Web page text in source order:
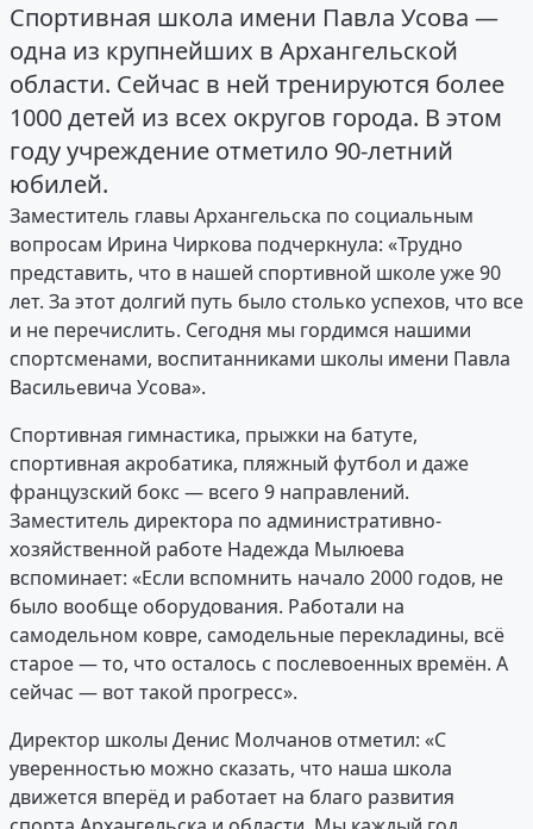
Спортивная школа имени Павла Усова —
одна из крупнейших в Архангельской
области. Сейчас в ней тренируются более
1000 детей из всех округов города. В этом
году учреждение отметило 90-летний
юбилей.
Заместитель главы Архангельска по социальным
вопросам Ирина Чиркова подчеркнула: «Трудно
представить, что в нашей спортивной школе уже 90
лет. За этот долгий путь было столько успехов, что все
и не перечислить. Сегодня мы гордимся нашими
спортсменами, воспитанниками школы имени Павла
Васильевича Усова».
Спортивная гимнастика, прыжки на батуте,
спортивная акробатика, пляжный футбол и даже
французский бокс — всего 9 направлений.
Заместитель директора по административно-
хозяйственной работе Надежда Мылюева
вспоминает: «Если вспомнить начало 2000 годов, не
было вообще оборудования. Работали на
самодельном ковре, самодельные перекладины, всё
старое — то, что осталось с послевоенных времён. А
сейчас — вот такой прогресс».
Директор школы Денис Молчанов отметил: «С
уверенностью можно сказать, что наша школа
движется вперёд и работает на благо развития